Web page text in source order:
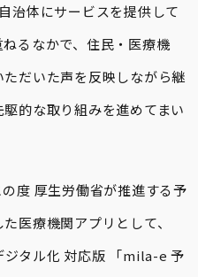
治体にサービスを提供して
るなかで、住民・医療機
だいた声を反映しながら継
的な取り組みを進めてまい
度 厚生労働省が推進する予
医療機関アプリとして、
ジタル化 対応版 「mila-e 予